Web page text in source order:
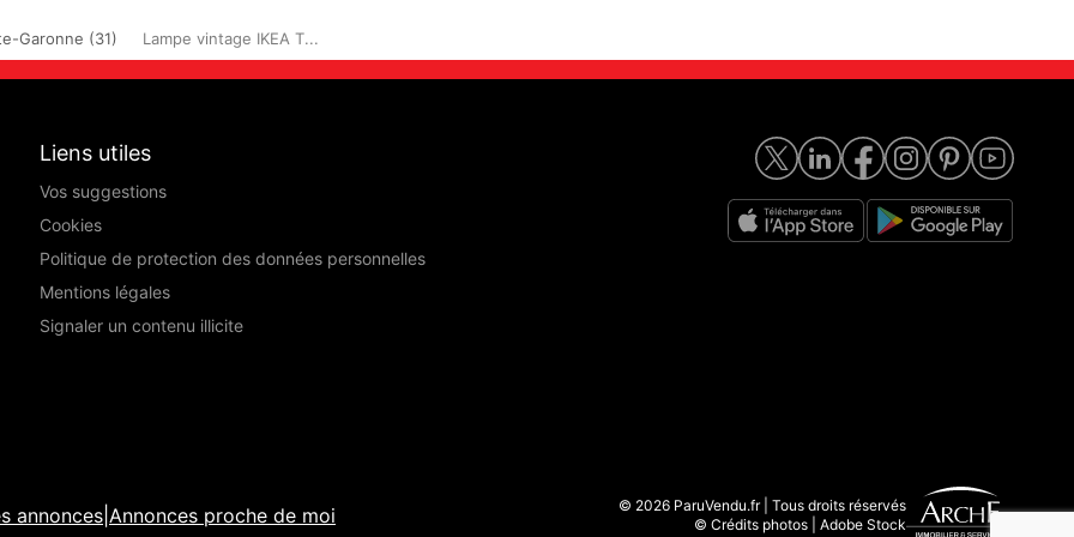
Garonne (31) Lampe vintage IKEA T...
Liens utiles
Vos suggestions
Cookies
Politique de protection des données personnelles
Mentions légales
Signaler un contenu illicite
annonces Annonces proche de moi
© 2026 ParuVendu.fr | Tous droits réservés
© Crédits photos | Adobe Stock